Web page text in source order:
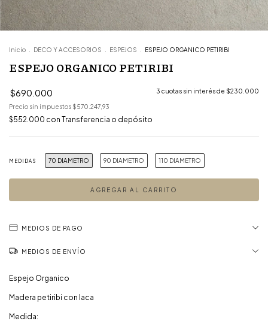
Inicio DECO Y ACCESORIOS ESPEJOS ESPEJO ORGANICO PETIRIBI
ESPEJO ORGANICO PETIRIBI
$690.000 3 cuotas sin interés de $230.000
Precio sin impuestos $570.247,93
$552.000 con Transferencia o depósito
MEDIDAS 70 DIAMETRO 90 DIAMETRO 110 DIAMETRO
MEDIOS DE PAGO
MEDIOS DE ENVÍO
Espejo Organico
Madera petiribi con laca
Medida: